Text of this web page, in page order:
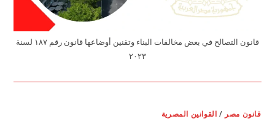
قانون التصالح في بعض مخالفات البناء وتقنين أوضاعها قانون رقم ۱۸۷ لسنة
۲۰۲۳
قانون مصر / القوانين المصرية